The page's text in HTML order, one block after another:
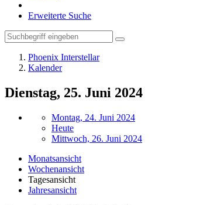
Erweiterte Suche
Phoenix Interstellar
Kalender
Dienstag, 25. Juni 2024
Montag, 24. Juni 2024
Heute
Mittwoch, 26. Juni 2024
Monatsansicht
Wochenansicht
Tagesansicht
Jahresansicht